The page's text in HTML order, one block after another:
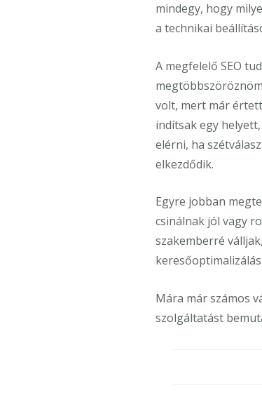
mindegy, hogy
a technikai
A megfelelő SEO
volt, mert már
indítsak egy
elérni, ha
elkezdődik.
Egyre jobban
csinálnak jól vagy
szakemberré
Mára már számos
szolgáltatást